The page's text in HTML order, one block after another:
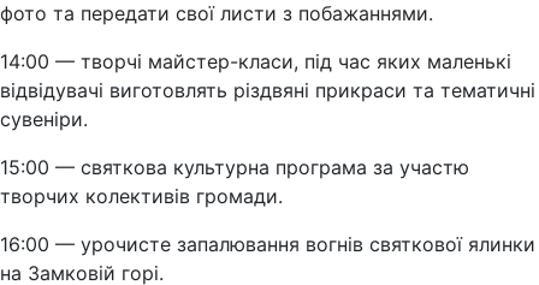
фото та передати свої листи з побажаннями.
14:00 — творчі майстер-класи, під час яких маленькі
відвідувачі виготовлять різдвяні прикраси та тематичні
сувеніри.
15:00 — святкова культурна програма за участю
творчих колективів громади.
16:00 — урочисте запалювання вогнів святкової ялинки
на Замковій горі.